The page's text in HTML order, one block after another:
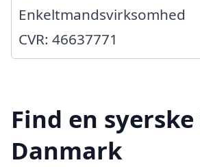
Enkeltmandsvirksomhed
CVR: 46637771
Find en
Danmark